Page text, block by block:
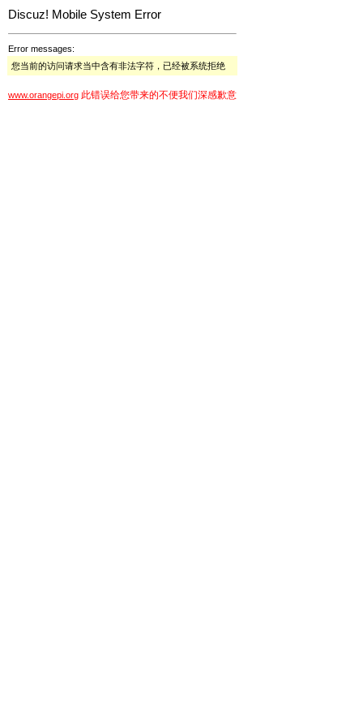
Discuz! Mobile System Error
Error messages:
您当前的访问请求当中含有非法字符，已经被系统拒绝
www.orangepi.org 此错误给您带来的不便我们深感歉意